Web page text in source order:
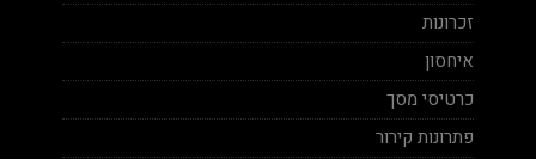
זכרונות
איחסון
כרטיסי מסך
פתרונות קירור